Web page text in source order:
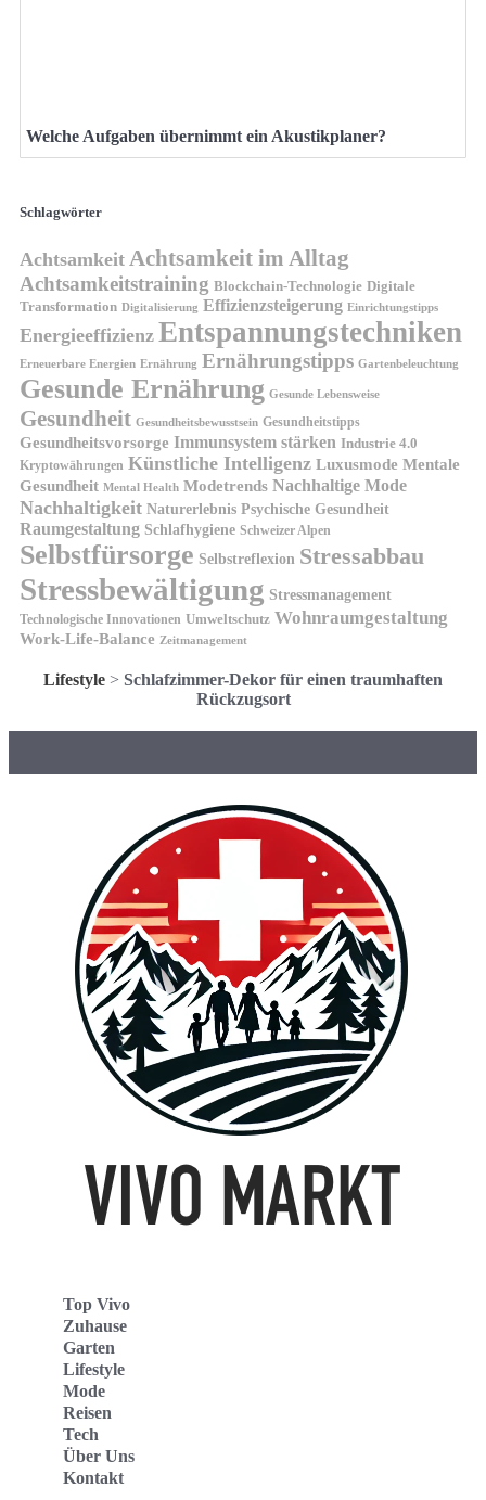
Welche Aufgaben übernimmt ein Akustikplaner?
Schlagwörter
Achtsamkeit Achtsamkeit im Alltag
Achtsamkeitstraining Blockchain-Technologie Digitale
Transformation Digitalisierung Effizienzsteigerung Einrichtungstipps
Energieeffizienz Entspannungstechniken
Erneuerbare Energien Ernährung Ernährungstipps Gartenbeleuchtung
Gesunde Ernährung Gesunde Lebensweise
Gesundheit Gesundheitsbewusstsein Gesundheitstipps
Gesundheitsvorsorge Immunsystem stärken Industrie 4.0
Kryptowährungen Künstliche Intelligenz Luxusmode Mentale
Gesundheit Mental Health Modetrends Nachhaltige Mode
Nachhaltigkeit Naturerlebnis Psychische Gesundheit
Raumgestaltung Schlafhygiene Schweizer Alpen
Selbstfürsorge Selbstreflexion Stressabbau
Stressbewältigung Stressmanagement
Technologische Innovationen Umweltschutz Wohnraumgestaltung
Work-Life-Balance Zeitmanagement
Lifestyle > Schlafzimmer-Dekor für einen traumhaften
Rückzugsort
Top Vivo
Zuhause
Garten
Lifestyle
Mode
Reisen
Tech
Über Uns
Kontakt